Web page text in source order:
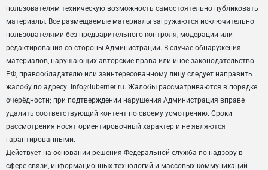
пользователям техническую возможность самостоятельно публиковать
материалы. Все размещаемые материалы загружаются исключительно
пользователями без предварительного контроля, модерации или
редактирования со стороны Администрации. В случае обнаружения
материалов, нарушающих авторские права или иное законодательство
РФ, правообладателю или заинтересованному лицу следует направить
жалобу по адресу: info@lubernet.ru. Жалобы рассматриваются в порядке
очерёдности; при подтверждении нарушения Администрация вправе
удалить соответствующий контент по своему усмотрению. Сроки
рассмотрения носят ориентировочный характер и не являются
гарантированными.
Действует на основании решения Федеральной служба по надзору в
сфере связи, информационных технологий и массовых коммуникаций